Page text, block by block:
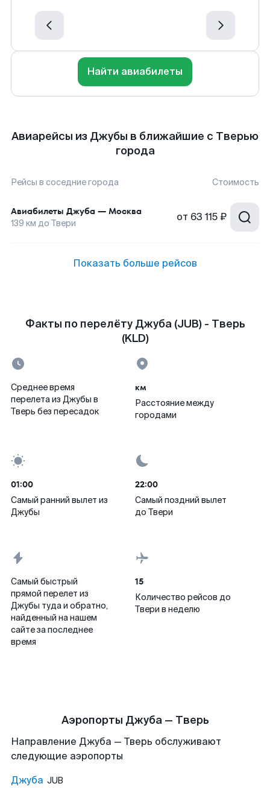
Найти авиабилеты
Авиарейсы из Джубы в ближайшие с Тверью
города
Рейсы в соседние города Стоимость
Авиабилеты Джуба — Москва
139 км до Твери от 63 115 ₽
Показать больше рейсов
Факты по перелёту Джуба (JUB) - Тверь
(KLD)
Среднее время
перелета из Джубы в
Тверь без пересадок
км
Расстояние между
городами
01:00
Самый ранний вылет из
Джубы
22:00
Самый поздний вылет
до Твери
Самый быстрый
прямой перелет из
Джубы туда и обратно,
найденный на нашем
сайте за последнее
время
15
Количество рейсов до
Твери в неделю
Аэропорты Джуба — Тверь
Направление Джуба — Тверь обслуживают
следующие аэропорты
Джуба JUB